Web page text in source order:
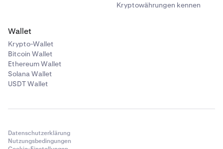
Kryptowährungen kennen
Wallet
Krypto-Wallet
Bitcoin Wallet
Ethereum Wallet
Solana Wallet
USDT Wallet
Datenschutzerklärung
Nutzungsbedingungen